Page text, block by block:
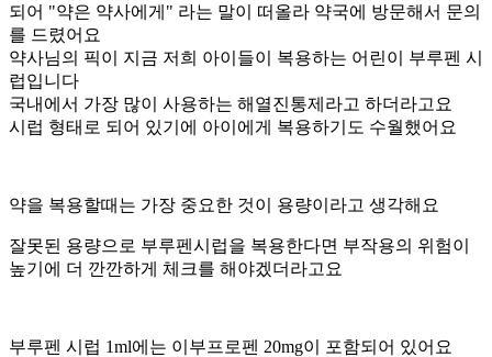
되어 "약은 약사에게" 라는 말이 떠올라 약국에 방문해서 문의
를 드렸어요
약사님의 픽이 지금 저희 아이들이 복용하는 어린이 부루펜 시
럽입니다
국내에서 가장 많이 사용하는 해열진통제라고 하더라고요
시럽 형태로 되어 있기에 아이에게 복용하기도 수월했어요
약을 복용할때는 가장 중요한 것이 용량이라고 생각해요
잘못된 용량으로 부루펜시럽을 복용한다면 부작용의 위험이
높기에 더 깐깐하게 체크를 해야겠더라고요
부루펜 시럽 1ml에는 이부프로펜 20mg이 포함되어 있어요